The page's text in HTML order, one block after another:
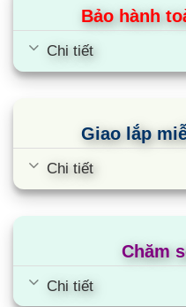
Mitsubishi Heavy 2 chiều
nối ống gió Inverter
FDUM100VF2/
Bảo hành
Chi tiết
Giao lắp
Chi tiết
Chăm
Chi tiết